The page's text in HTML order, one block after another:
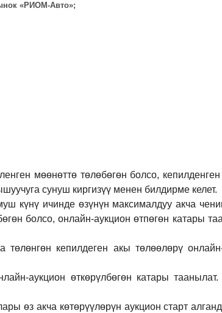
«РИОМ-Авто»;
мөөнөттө төлөбөгөн болсо,
сунуш киргизүү менен билдирме келет.
күнү ичинде өзүнүн максималдуу акча
болсо, онлайн-аукцион өтпөгөн катары
кепилдеген акы төлөөлөрү
аукцион өткөрүлбөгөн катары таанылат.
өз акча көтөрүүлөрүн аукцион старт